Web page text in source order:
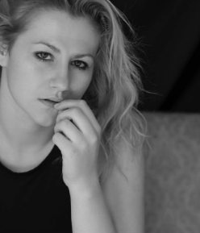
ÉS VEZETÉSEK
ADATOK